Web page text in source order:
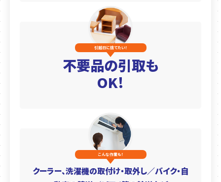
引越日に捨てたい！
不要品の引取も
OK!
こんな作業も！
クーラー、洗濯機の取付け・取外し／バイク・自